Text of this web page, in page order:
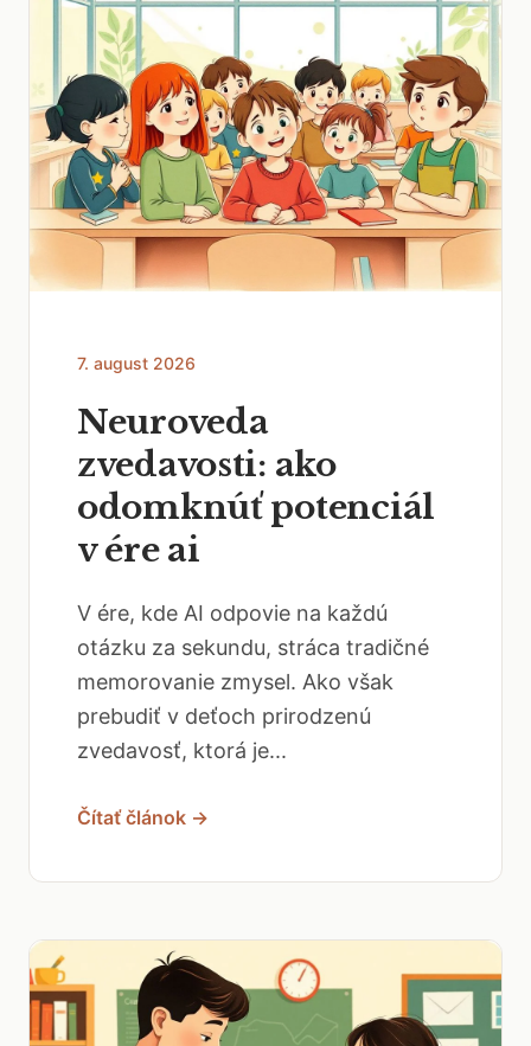
7. august 2026
Neuroveda
zvedavosti: ako
odomknúť potenciál
v ére ai
V ére, kde AI odpovie na každú
otázku za sekundu, stráca tradičné
memorovanie zmysel. Ako však
prebudiť v deťoch prirodzenú
zvedavosť, ktorá je...
Čítať článok →